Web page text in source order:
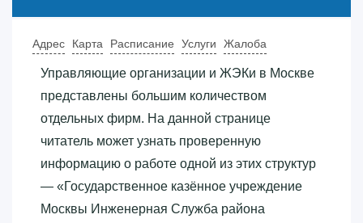
Адрес Карта Расписание Услуги Жалоба
Управляющие организации и ЖЭКи в Москве
представлены большим количеством
отдельных фирм. На данной странице
читатель может узнать проверенную
информацию о работе одной из этих структур
— «‎Государственное казённое учреждение
Москвы Инженерная Служба района